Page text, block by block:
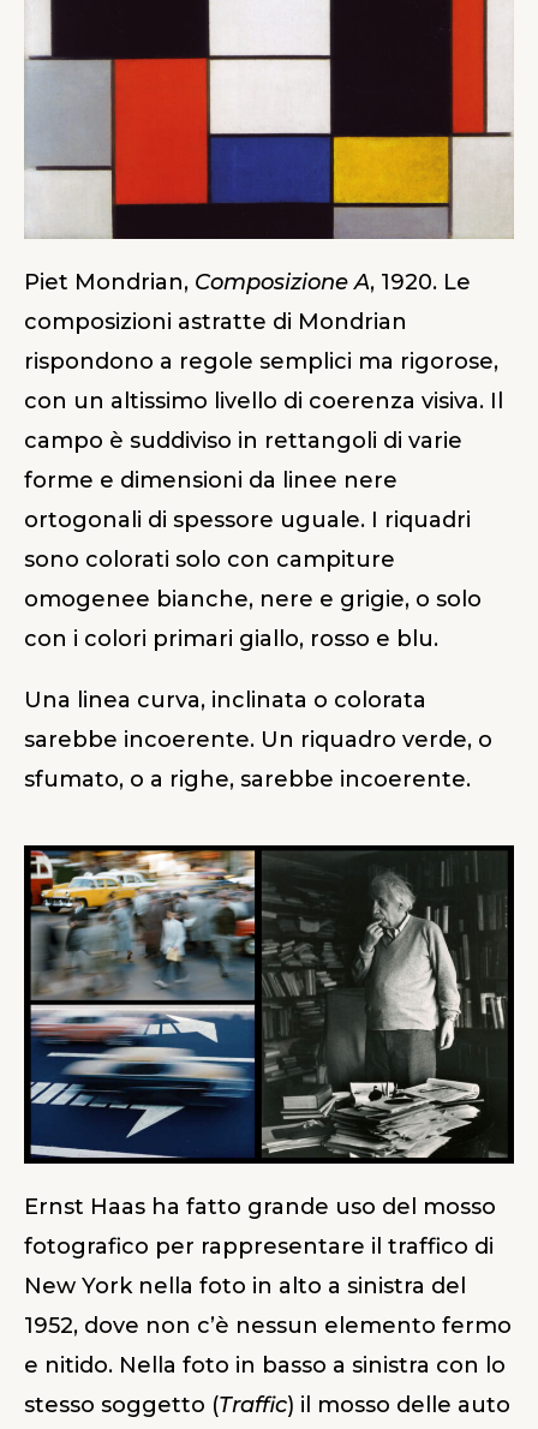
Piet Mondrian, Composizione A, 1920. Le
composizioni astratte di Mondrian
rispondono a regole semplici ma rigorose,
con un altissimo livello di coerenza visiva. Il
campo è suddiviso in rettangoli di varie
forme e dimensioni da linee nere
ortogonali di spessore uguale. I riquadri
sono colorati solo con campiture
omogenee bianche, nere e grigie, o solo
con i colori primari giallo, rosso e blu.
Una linea curva, inclinata o colorata
sarebbe incoerente. Un riquadro verde, o
sfumato, o a righe, sarebbe incoerente.
Ernst Haas ha fatto grande uso del mosso
fotografico per rappresentare il traffico di
New York nella foto in alto a sinistra del
1952, dove non c’è nessun elemento fermo
e nitido. Nella foto in basso a sinistra con lo
stesso soggetto (Traffic) il mosso delle auto